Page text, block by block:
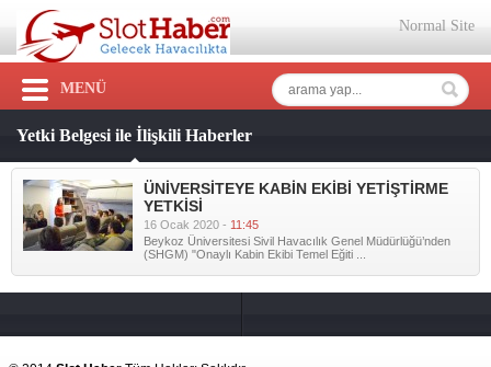
Normal Site
MENÜ
Yetki Belgesi ile İlişkili Haberler
ÜNİVERSİTEYE KABİN EKİBİ YETİŞTİRME
YETKİSİ
16 Ocak 2020 - 11:45
Beykoz Üniversitesi Sivil Havacılık Genel Müdürlüğü’nden
(SHGM) "Onaylı Kabin Ekibi Temel Eğiti ...